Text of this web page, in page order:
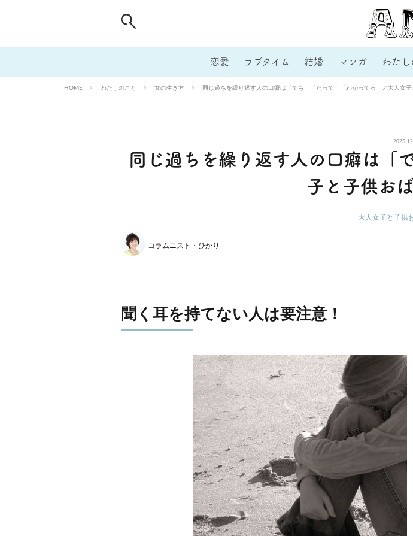
恋愛 ラブタイム 結婚 マンガ わたし
HOME わたしのこと 女の生き方 同じ過ちを繰り返す人の口癖は「でも」「だって」「わかってる」／大人女
同じ過ちを繰り返す人の口癖は「
子と子供お
大人女子と子供
コラムニスト・ひかり
聞く耳を持てない人は要注意！